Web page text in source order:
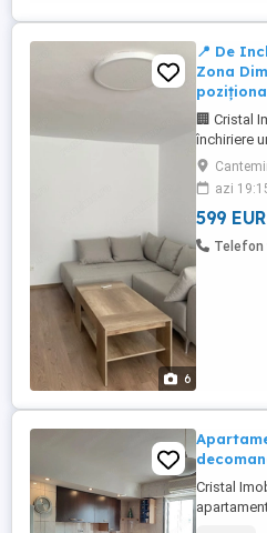
6
📍 De
Zona
🏢 Cristal
închiriere
mobilat și
Dimitrie
locație
stația de
mijloace
azi
599 EUR
Telefon
Cristal